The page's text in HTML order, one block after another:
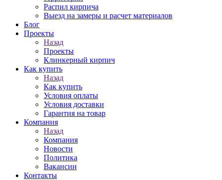
Распил кирпича
Выезд на замеры и расчет материалов
Блог
Проекты
Назад
Проекты
Клинкерный кирпич
Как купить
Назад
Как купить
Условия оплаты
Условия доставки
Гарантия на товар
Компания
Назад
Компания
Новости
Политика
Вакансии
Контакты